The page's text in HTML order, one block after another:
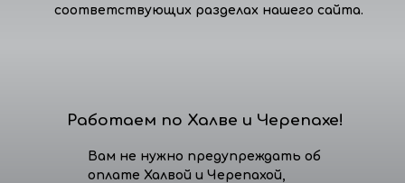
соответствующих разделах нашего сайта.
Работаем по Халве и Черепахе!
Вам не нужно предупреждать об
оплате Халвой и Черепахой,